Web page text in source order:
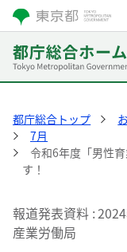
都庁総合トップ
7月
令和6年度「男性
す！
報道発表資料
産業労働局